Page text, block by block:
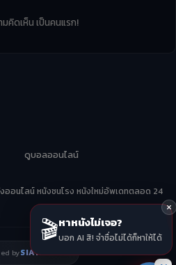
คิดเห็น เป็นคนแรก!
ดูบอลออนไลน์
ออนไลน์ หนังชนโรง หนังใหม่อัพเดทตลอด 24
bySIAMZEED
🎬หาหนังไม่เจอ?
บอก AI สิ! จำชื่อไม่ได้ก็หาให้ได้